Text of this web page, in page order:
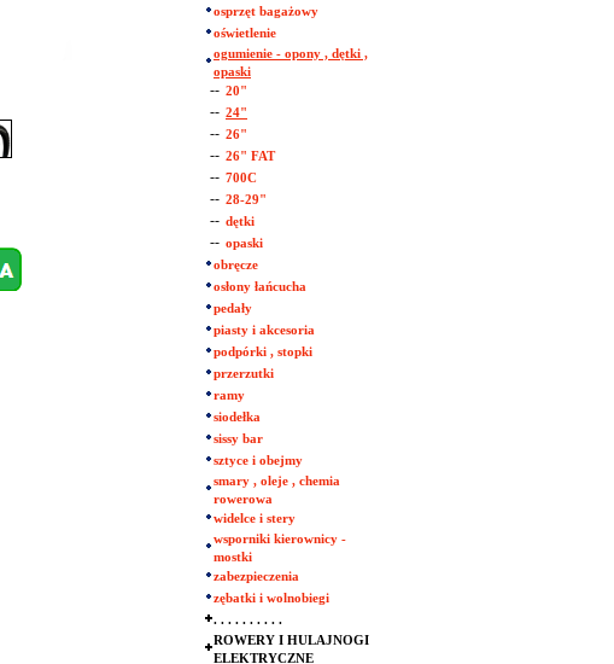
osprzęt bagażowy
oświetlenie
ogumienie - opony , dętki ,
opaski
-- 20"
-- 24"
-- 26"
-- 26" FAT
-- 700C
-- 28-29"
-- dętki
-- opaski
obręcze
osłony łańcucha
pedały
piasty i akcesoria
podpórki , stopki
przerzutki
ramy
siodełka
sissy bar
sztyce i obejmy
smary , oleje , chemia
rowerowa
widelce i stery
wsporniki kierownicy -
mostki
zabezpieczenia
zębatki i wolnobiegi
. . . . . . . . . .
ROWERY I HULAJNOGI
ELEKTRYCZNE